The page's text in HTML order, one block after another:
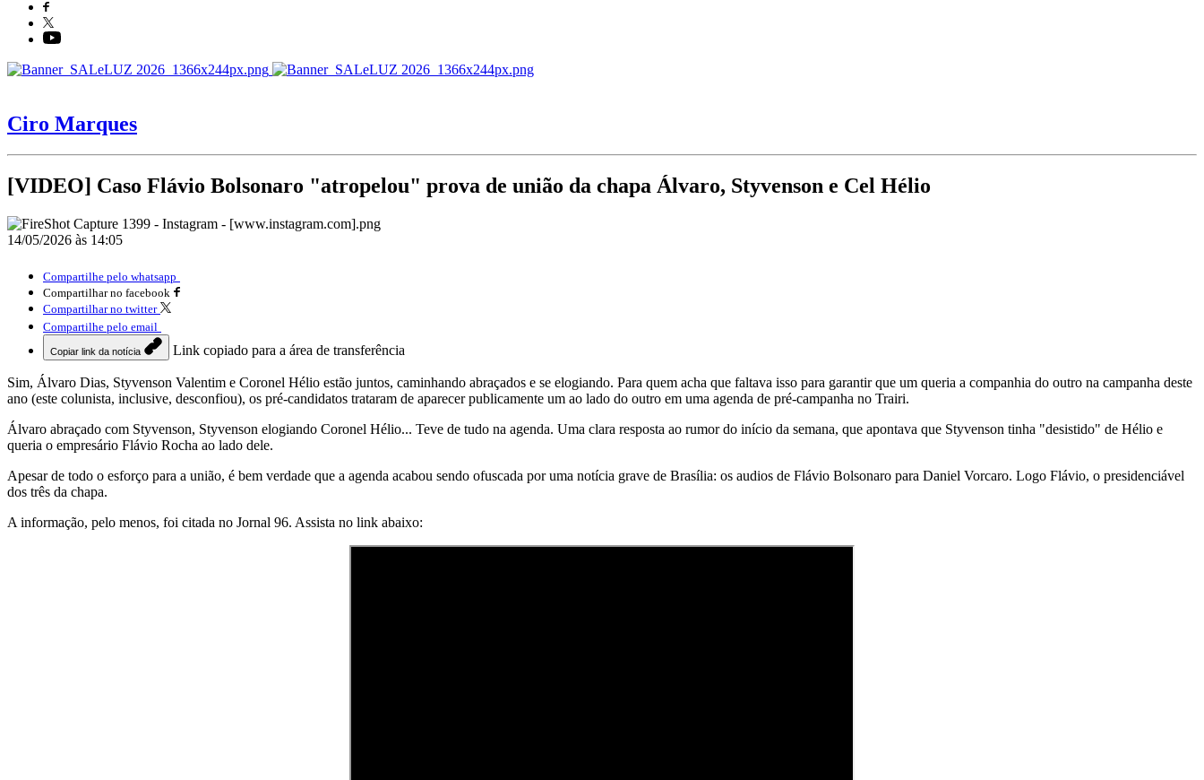
Ciro Marques
[VIDEO] Caso Flávio Bolsonaro "atropelou" prova de união da chapa Álvaro, Styvenson e Cel Hélio
14/05/2026 às 14:05
Compartilhe pelo whatsapp
Compartilhar no facebook
Compartilhar no twitter
Compartilhe pelo email
Copiar link da notícia Link copiado para a área de transferência
Sim, Álvaro Dias, Styvenson Valentim e Coronel Hélio estão juntos, caminhando abraçados e se elogiando. Para quem acha que faltava isso para garantir que um queria a companhia do outro na campanha deste
ano (este colunista, inclusive, desconfiou), os pré-candidatos trataram de aparecer publicamente um ao lado do outro em uma agenda de pré-campanha no Trairi.
Álvaro abraçado com Styvenson, Styvenson elogiando Coronel Hélio... Teve de tudo na agenda. Uma clara resposta ao rumor do início da semana, que apontava que Styvenson tinha "desistido" de Hélio e
queria o empresário Flávio Rocha ao lado dele.
Apesar de todo o esforço para a união, é bem verdade que a agenda acabou sendo ofuscada por uma notícia grave de Brasília: os audios de Flávio Bolsonaro para Daniel Vorcaro. Logo Flávio, o presidenciável
dos três da chapa.
A informação, pelo menos, foi citada no Jornal 96. Assista no link abaixo: